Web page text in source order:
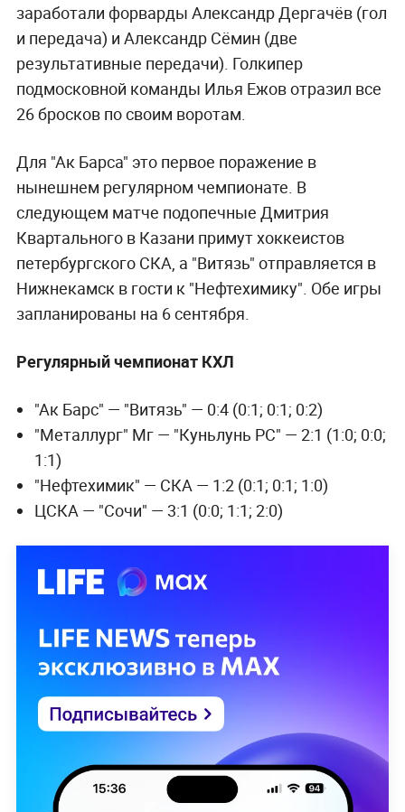
заработали форварды Александр Дергачёв (гол
и передача) и Александр Сёмин (две
результативные передачи). Голкипер
подмосковной команды Илья Ежов отразил все
26 бросков по своим воротам.
Для "Ак Барса" это первое поражение в
нынешнем регулярном чемпионате. В
следующем матче подопечные Дмитрия
Квартального в Казани примут хоккеистов
петербургского СКА, а "Витязь" отправляется в
Нижнекамск в гости к "Нефтехимику". Обе игры
запланированы на 6 сентября.
Регулярный чемпионат КХЛ
"Ак Барс" — "Витязь" — 0:4 (0:1; 0:1; 0:2)
"Металлург" Мг — "Куньлунь РС" — 2:1 (1:0; 0:0;
1:1)
"Нефтехимик" — СКА — 1:2 (0:1; 0:1; 1:0)
ЦСКА — "Сочи" — 3:1 (0:0; 1:1; 2:0)